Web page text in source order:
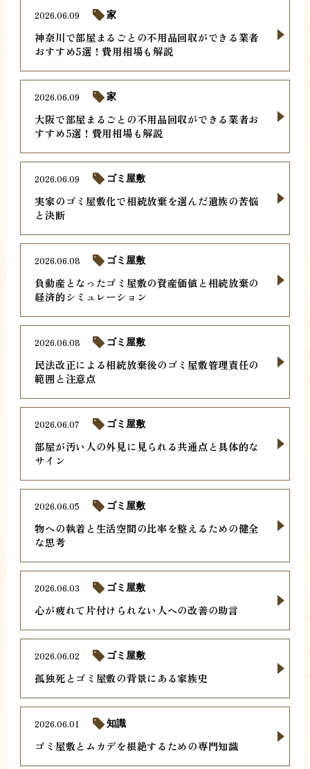
神奈川で部屋まるごとの不用品回収ができる業者
おすすめ5選！費用相場も解説
2026.06.09 家
大阪で部屋まるごとの不用品回収ができる業者お
すすめ5選！費用相場も解説
2026.06.09 家
実家のゴミ屋敷化で相続放棄を選んだ遺族の苦悩
と決断
2026.06.09 ゴミ屋敷
負動産となったゴミ屋敷の資産価値と相続放棄の
経済的シミュレーション
2026.06.08 ゴミ屋敷
民法改正による相続放棄後のゴミ屋敷管理責任の
範囲と注意点
2026.06.08 ゴミ屋敷
部屋が汚い人の外見に見られる共通点と具体的な
サイン
2026.06.07 ゴミ屋敷
物への執着と生活空間の比率を整えるための健全
な思考
2026.06.05 ゴミ屋敷
心が疲れて片付けられない人への改善の助言
2026.06.03 ゴミ屋敷
孤独死とゴミ屋敷の背景にある家族史
2026.06.02 ゴミ屋敷
ゴミ屋敷とムカデを根絶するための専門知識
2026.06.01 知識